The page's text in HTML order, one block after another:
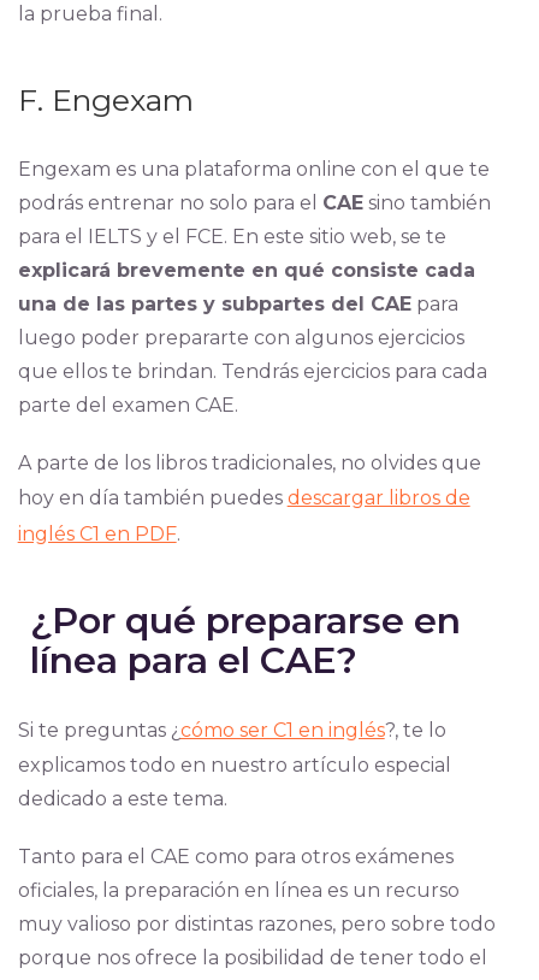
la prueba final.
F. Engexam
Engexam es una plataforma online con el que te
podrás entrenar no solo para el CAEsino también
para el IELTS y el FCE. En este sitio web, se te
explicará brevemente en qué consiste cada
una de las partes y subpartes del CAEpara
luego poder prepararte con algunos ejercicios
que ellos te brindan. Tendrás ejercicios para cada
parte del examen CAE.
A parte de los libros tradicionales, no olvides que
hoy en día también puedes descargar libros de
inglés C1 en PDF.
¿Por qué prepararse en
línea para el CAE?
Si te preguntas ¿cómo ser C1 en inglés?, te lo
explicamos todo en nuestro artículo especial
dedicado a este tema.
Tanto para el CAE como para otros exámenes
oficiales, la preparación en línea es un recurso
muy valioso por distintas razones, pero sobre todo
porque nos ofrece la posibilidad de tener todo el